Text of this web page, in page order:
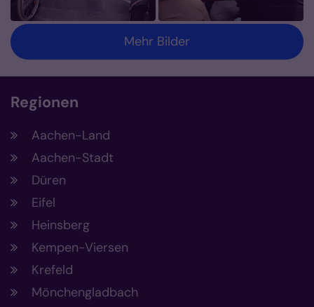
Mehr Bilder
Regionen
Aachen-Land
Aachen-Stadt
Düren
Eifel
Heinsberg
Kempen-Viersen
Krefeld
Mönchengladbach